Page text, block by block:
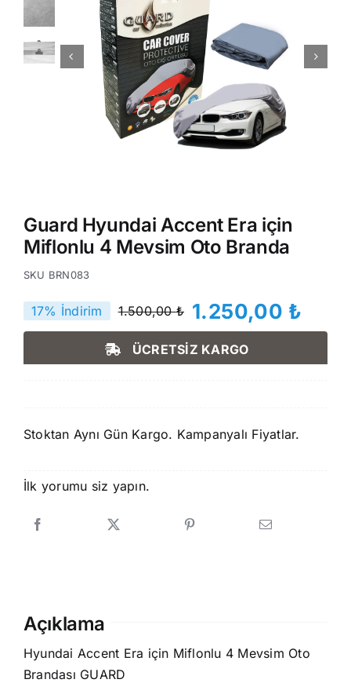
Guard Hyundai Accent Era için
Miflonlu 4 Mevsim Oto Branda
SKU BRN083
1.500,00₺
Orijinal
fiyat:
1.500,00 ₺.
1.250,00 ₺
Şu
andaki
fiyat:
17% İndirim
ÜCRETSİZ KARGO
Stoktan Aynı Gün Kargo. Kampanyalı Fiyatlar.
İlk yorumu siz yapın.
Açıklama
Hyundai Accent Era için Miflonlu 4 Mevsim Oto
Brandası GUARD